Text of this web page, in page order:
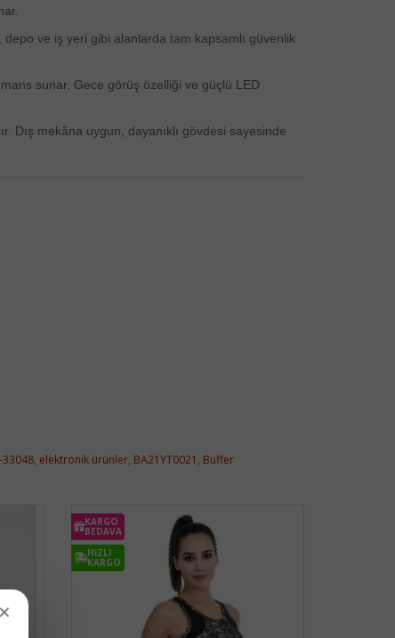
ve iş yeri gibi alanlarda tam kapsamlı güvenlik
sunar. Gece görüş özelliği ve güçlü LED
Dış mekâna uygun, dayanıklı gövdesi sayesinde
, elektronik ürünler, BA21YT0021 , Buffer
KARGO
BEDAVA
HIZLI
KARGO
×